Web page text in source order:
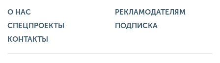
О НАС
РЕКЛАМОДАТЕЛЯМ
СПЕЦПРОЕКТЫ
ПОДПИСКА
КОНТАКТЫ